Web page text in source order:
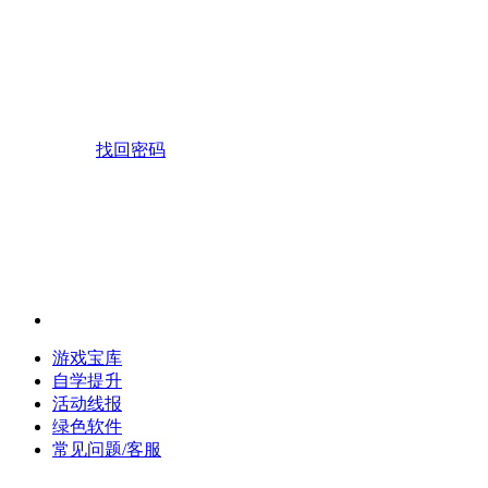
找回密码
游戏宝库
自学提升
活动线报
绿色软件
常见问题/客服